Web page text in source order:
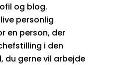
og blog.
personlig
en person, der
i den
du gerne vil arbejde